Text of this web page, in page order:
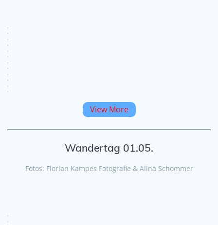
View More
Wandertag 01.05.
Fotos: Florian Kampes Fotografie & Alina Schommer